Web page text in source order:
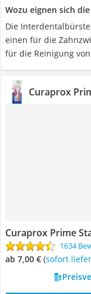
Wozu eignen sich
Die
einen für die
für die Reinigung
Curaprox
Curaprox Prime
1634
ab 7,00 € ( Sofort